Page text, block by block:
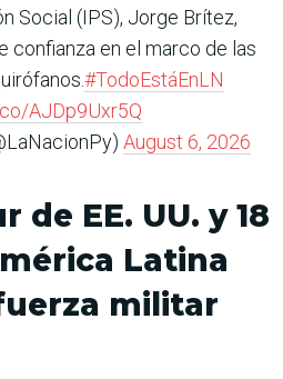
Social (IPS), Jorge Brítez,
confianza en el marco de las
#TodoEstáEnLN
AJDp9Uxr5Q
August 6, 2026
de EE. UU. y 18
Latina
militar